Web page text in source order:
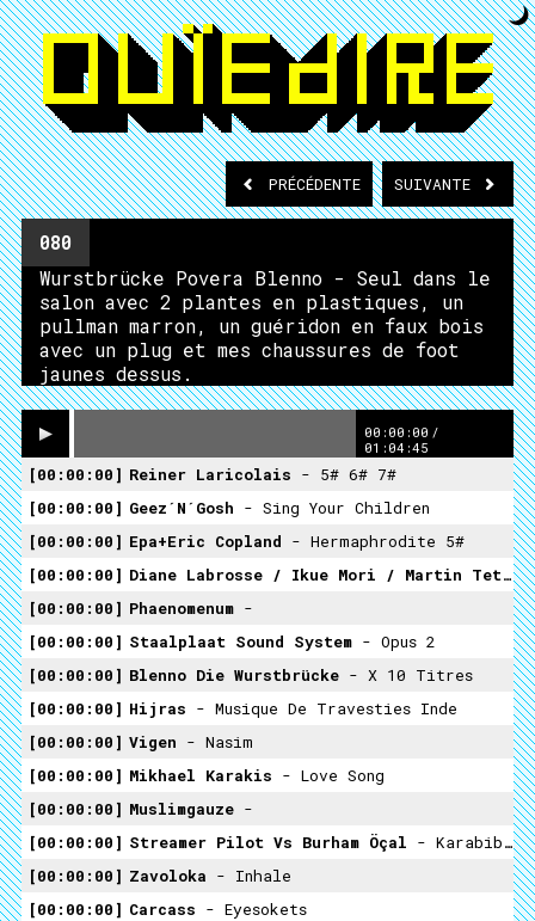
PRÉCÉDENTE SUIVANTE
080
Wurstbrücke Povera Blenno - Seul dans le
salon avec 2 plantes en plastiques, un
pullman marron, un guéridon en faux bois
avec un plug et mes chaussures de foot
jaunes dessus.
00:00:00 /
01:04:45
00:00:00 Reiner Laricolais - 5# 6# 7#
00:00:00
Geez´n´gosh - Sing Your Children
00:00:00
Epa+eric Copland - Hermaphrodite 5#
00:00:00
Diane Labrosse / Ikue Mori / Martin Tetreault / Magneticum
00:00:00
Phaenomenum -
00:00:00
Staalplaat Sound System - Opus 2
00:00:00
Blenno Die Wurstbrücke - X 10 Titres
00:00:00
Hijras - Musique De Travesties Inde
00:00:00
Vigen - Nasim
00:00:00
Mikhael Karakis - Love Song
00:00:00
Muslimgauze -
00:00:00
Streamer Pilot Vs Burham Öçal - Karabiber
00:00:00
Zavoloka - Inhale
00:00:00
Carcass - Eyesokets